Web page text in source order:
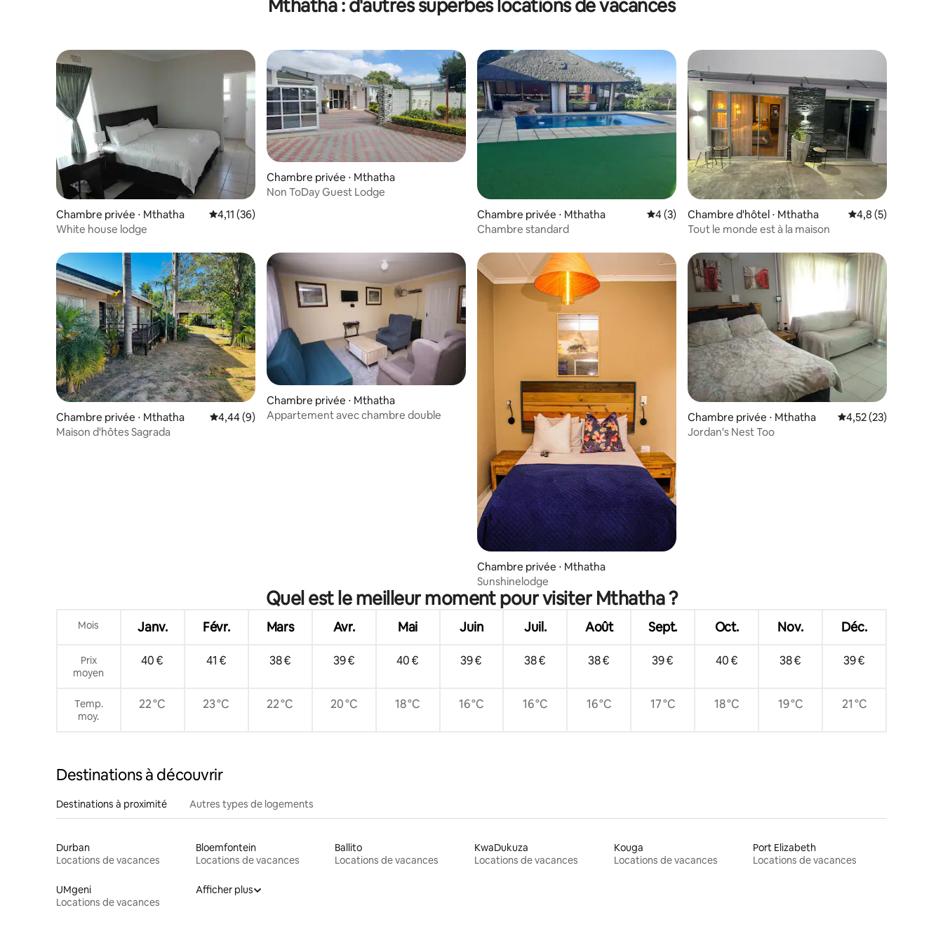
Mthatha : d'autres superbes locations de vacances
Chambre privée ⋅ Mthatha Évaluation moyenne sur la base de 36 commentaires : 4,11 sur 5
4,11 (36)
White house lodge
Chambre privée ⋅ Mthatha
Non ToDay Guest Lodge
Chambre privée ⋅ Mthatha
Évaluation moyenne sur la base de 3 commentaires : 4 sur 5
4 (3)
Chambre standard
Chambre d'hôtel ⋅ Mthatha Évaluation
4,8 (5)
Tout le monde est à la maison
Chambre privée ⋅ Mthatha Évaluation moyenne sur la base de 9 commentaires : 4,44 sur 5
4,44 (9)
Maison d'hôtes Sagrada
Chambre privée ⋅ Mthatha
Appartement avec chambre double
Chambre privée ⋅ Mthatha
Sunshinelodge
Chambre privée ⋅ Mthatha Évaluation moyenne
4,52 (23)
Jordan's Nest Too
Quel est le meilleur moment pour visiter Mthatha ?
Mois Janv. Févr. Mars Avr. Mai Juin Juil. Août Sept. Oct. Nov. Déc.
Prix
moyen
40 € 41 € 38 € 39 € 40 € 39 € 38 € 38 € 39 € 40 € 38 € 39 €
Temp.
moy.
22 °C 23 °C 22 °C 20 °C 18 °C 16 °C 16 °C 16 °C 17 °C 18 °C 19 °C 21 °C
Destinations à découvrir
Destinations à proximité Autres types de logements
Durban
Locations de vacances
Bloemfontein
Locations de vacances
Ballito
Locations de vacances
KwaDukuza
Locations de vacances
Kouga
Locations de vacances
Port Elizabeth
Locations de vacances
UMgeni
Locations de vacances
Afficher plus